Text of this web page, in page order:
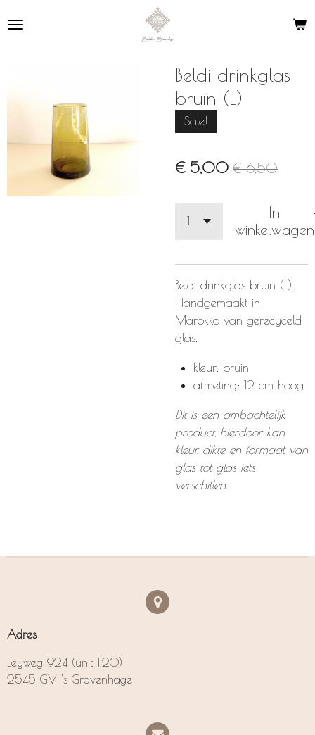
direct
Beldi drinkglas
bruin (L)
Sale!
€ 5,00 € 6,50
In
winkelwagen
Beldi drinkglas bruin (L).
Handgemaakt in
Marokko van gerecyceld
glas.
kleur: bruin
afmeting: 12 cm hoog
Dit is een ambachtelijk
product, hierdoor kan
kleur, dikte en formaat van
glas tot glas iets
verschillen.
Adres
Leyweg 924 (unit 1.20)
2545 GV 's-Gravenhage